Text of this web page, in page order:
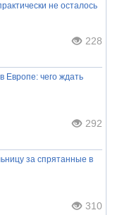
не осталось
228
Европе: чего ждать
292
за спрятанные в
310